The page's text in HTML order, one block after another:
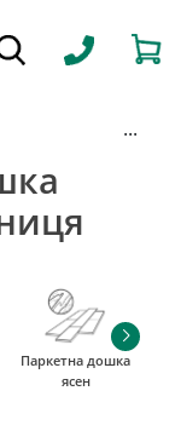
...
Паркетна дошка
ясен